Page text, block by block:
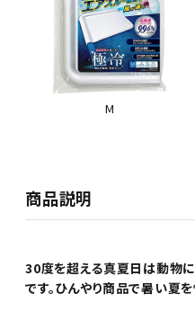
M
商品説明
30度を超える真夏日は動物に
です。ひんやり商品で暑い夏